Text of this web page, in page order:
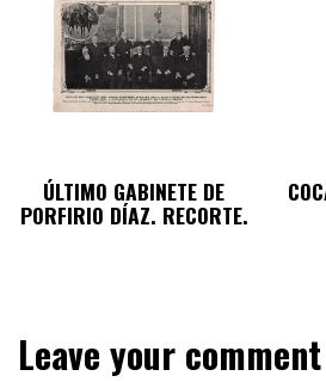
ÚLTIMO GABINETE DE
PORFIRIO DÍAZ. RECORTE.
Leave your comment